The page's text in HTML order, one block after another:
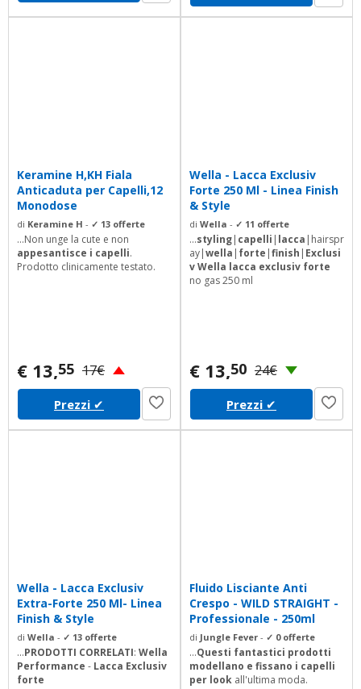
Keramine H,KH Fiala
Anticaduta per Capelli,12
Monodose
di Keramine H - ✓ 13 offerte
...Non unge la cute e non
appesantisce i capelli.
Prodotto clinicamente testato.
€ 13,55 17€
Prezzi ✔
Wella - Lacca Exclusiv
Forte 250 Ml - Linea Finish
& Style
di Wella - ✓ 11 offerte
...styling| capelli | lacca |hairspr
ay|wella | forte |finish | Exclusi
v Wella lacca exclusiv forte
no gas 250 ml
€ 13,50 24€
Prezzi ✔
Wella - Lacca Exclusiv
Extra-Forte 250 Ml- Linea
Finish & Style
di Wella - ✓ 13 offerte
...PRODOTTI CORRELATI: Wella
Performance - Lacca Exclusiv
forte
Fluido Lisciante Anti
Crespo - WILD STRAIGHT -
Professionale - 250ml
di Jungle Fever - ✓ 0 offerte
...Questi fantastici prodotti
modellano e fissano i capelli
per look all'ultima moda.